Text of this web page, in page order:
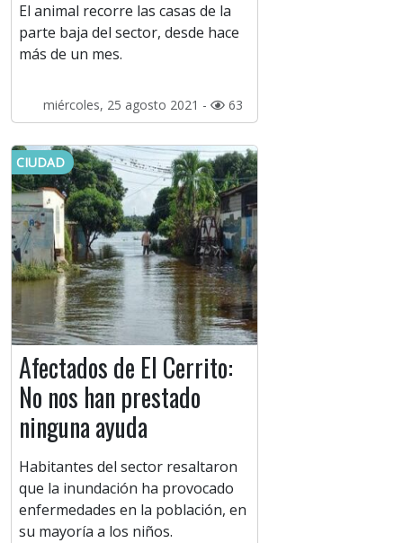
El animal recorre las casas de la
parte baja del sector, desde hace
más de un mes.
miércoles, 25 agosto 2021 - 63
CIUDAD
Afectados de El Cerrito:
No nos han prestado
ninguna ayuda
Habitantes del sector resaltaron
que la inundación ha provocado
enfermedades en la población, en
su mayoría a los niños.